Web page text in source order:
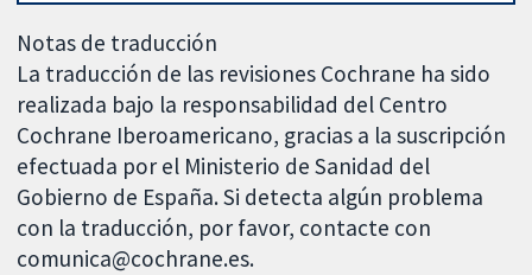
Notas de traducción
La traducción de las revisiones Cochrane ha sido
realizada bajo la responsabilidad del Centro
Cochrane Iberoamericano, gracias a la suscripción
efectuada por el Ministerio de Sanidad del
Gobierno de España. Si detecta algún problema
con la traducción, por favor, contacte con
comunica@cochrane.es.